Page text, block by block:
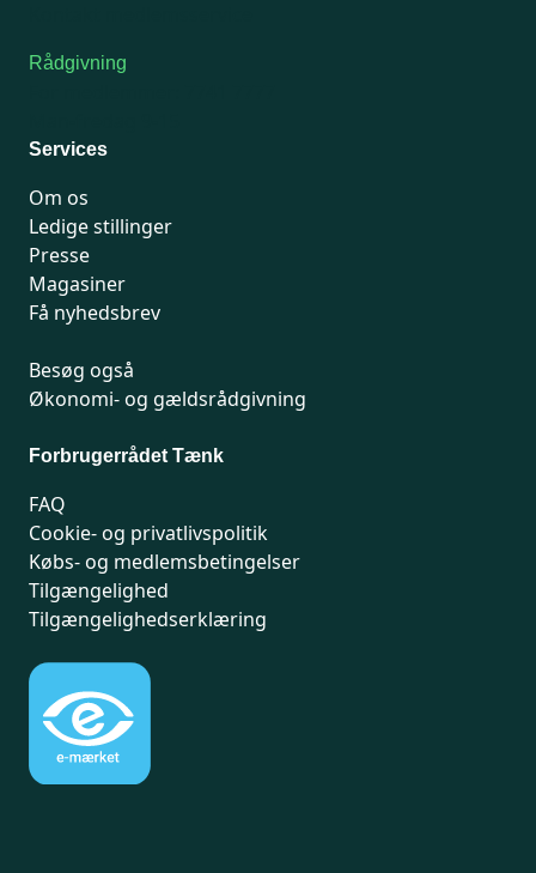
Rådgivning
Services
Om os
Ledige stillinger
Presse
Magasiner
Få nyhedsbrev
Besøg også
Økonomi- og gældsrådgivning
Forbrugerrådet Tænk
FAQ
Cookie- og privatlivspolitik
Købs- og medlemsbetingelser
Tilgængelighed
Tilgængelighedserklæring